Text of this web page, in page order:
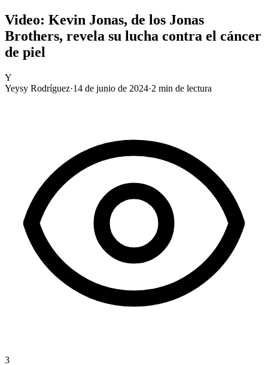
Video: Kevin Jonas, de los Jonas
Brothers, revela su lucha contra el cáncer
de piel
Y
Yeysy Rodríguez·14 de junio de 2024·2 min de lectura
3